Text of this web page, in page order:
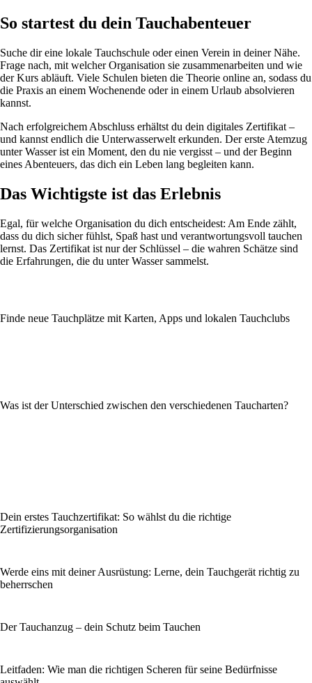
So startest du dein Tauchabenteuer
Suche dir eine lokale Tauchschule oder einen Verein in deiner Nähe.
Frage nach, mit welcher Organisation sie zusammenarbeiten und wie
der Kurs abläuft. Viele Schulen bieten die Theorie online an, sodass du
die Praxis an einem Wochenende oder in einem Urlaub absolvieren
kannst.
Nach erfolgreichem Abschluss erhältst du dein digitales Zertifikat –
und kannst endlich die Unterwasserwelt erkunden. Der erste Atemzug
unter Wasser ist ein Moment, den du nie vergisst – und der Beginn
eines Abenteuers, das dich ein Leben lang begleiten kann.
Das Wichtigste ist das Erlebnis
Egal, für welche Organisation du dich entscheidest: Am Ende zählt,
dass du dich sicher fühlst, Spaß hast und verantwortungsvoll tauchen
lernst. Das Zertifikat ist nur der Schlüssel – die wahren Schätze sind
die Erfahrungen, die du unter Wasser sammelst.
Finde neue Tauchplätze mit Karten, Apps und lokalen Tauchclubs
Was ist der Unterschied zwischen den verschiedenen Taucharten?
Dein erstes Tauchzertifikat: So wählst du die richtige
Zertifizierungsorganisation
Werde eins mit deiner Ausrüstung: Lerne, dein Tauchgerät richtig zu
beherrschen
Der Tauchanzug – dein Schutz beim Tauchen
Leitfaden: Wie man die richtigen Scheren für seine Bedürfnisse